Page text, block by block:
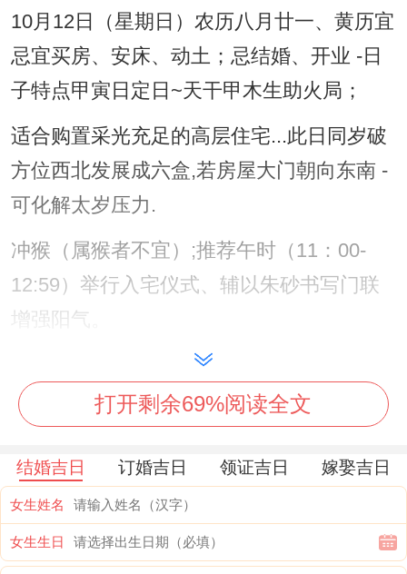
10月12日（星期日）农历八月廿一、黄历宜
忌宜买房、安床、动土；忌结婚、开业 -日
子特点甲寅日定日~天干甲木生助火局；
适合购置采光充足的高层住宅...此日同岁破
方位西北发展成六盒,若房屋大门朝向东南 -
可化解太岁压力.
冲猴（属猴者不宜）;推荐午时（11：00-
12:59）举行入宅仪式、辅以朱砂书写门联
增强阳气。
10月13日（星期一）农历八月廿二。黄历宜
子特点乙卯日执日~木火通明之象~更利于购
置学区房或投资型房产。
星宿位角木蛟、主文昌运,可提升子女学业运
打开剩余69%阅读全文
结婚吉日 订婚吉日 领证吉日 嫁娶吉日
女生姓名
女生生日